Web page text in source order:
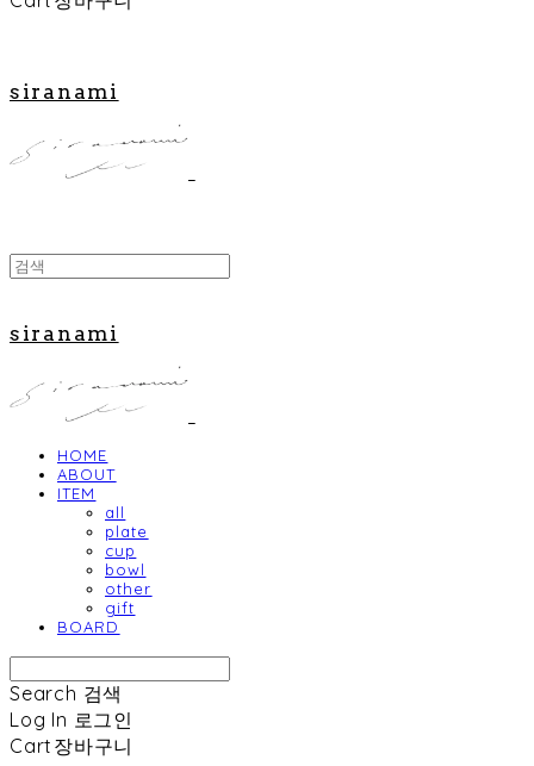
siranami
siranami
HOME
ABOUT
ITEM
all
plate
cup
bowl
other
gift
BOARD
Search 검색
Log In 로그인
Cart 장바구니